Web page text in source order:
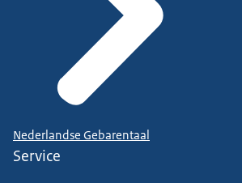
Nederlandse Gebarentaal
Service